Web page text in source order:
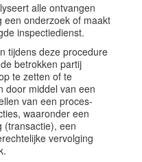
alle ontvangen
een onderzoek of maakt
inspectiedienst.
tijdens deze procedure
betrokken partij
te zetten of te
door middel van een
van een proces-
waaronder een
(transactie), een
vervolging